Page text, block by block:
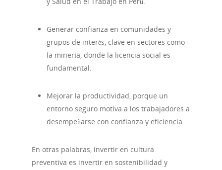
Generar confianza en comunidades y
grupos de interés, clave en sectores como
la minería, donde la licencia social es
fundamental.
Mejorar la productividad, porque un
entorno seguro motiva a los trabajadores a
desempeñarse con confianza y eficiencia.
En otras palabras, invertir en cultura
preventiva es invertir en sostenibilidad y